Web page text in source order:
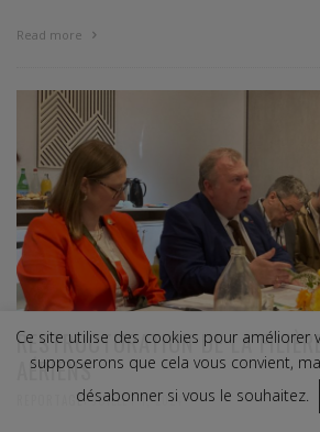
Read more
RESTRUCTURATION DE LA
AÉRIENS
REPORTAGE, JUILLET 1, 2024
Ce site utilise des cookies pour améliorer
supposerons que cela vous convient,
désabonner si vous le souhaitez.